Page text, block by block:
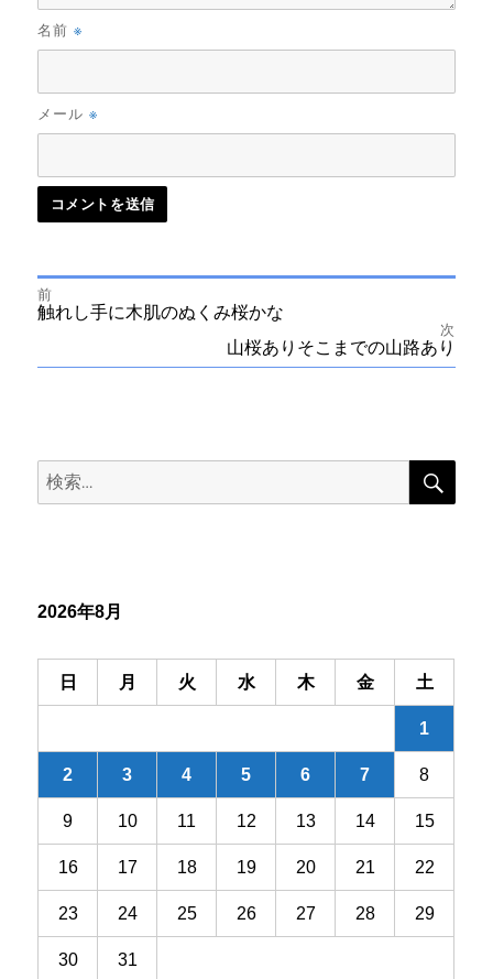
名前※
メール※
投
ゲ
ン
前
前
の
触れし手に木肌のぬくみ桜かな
次
山桜ありそこまでの山路あり
検
索:
検
2026年8月
日 月 火 水 木 金 土
1
2 3 4 5 6 7 8
9 10 11 12 13 14 15
16 17 18 19 20 21 22
23 24 25 26 27 28 29
30 31